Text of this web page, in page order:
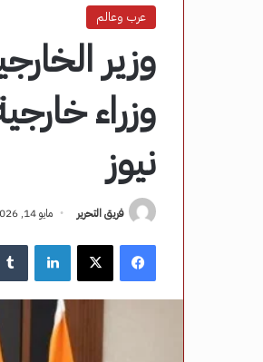
عرب وعالم
وزير
وزراء
نيوز
فريق التحرير مايو 14, 2026
فيسبوك ‫X لينكدإن